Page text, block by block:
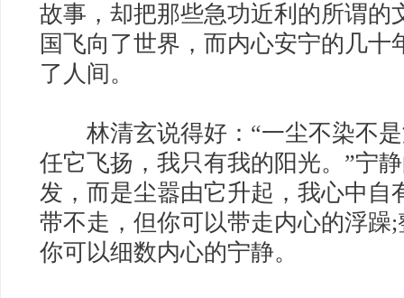
故事，却把那些急功近利的所谓的
国飞向了世界，而内心安宁的几十
了人间。
林清玄说得好：“一尘不染不是
任它飞扬，我只有我的阳光。”宁
发，而是尘嚣由它升起，我心中自
带不走，但你可以带走内心的浮躁
你可以细数内心的宁静。